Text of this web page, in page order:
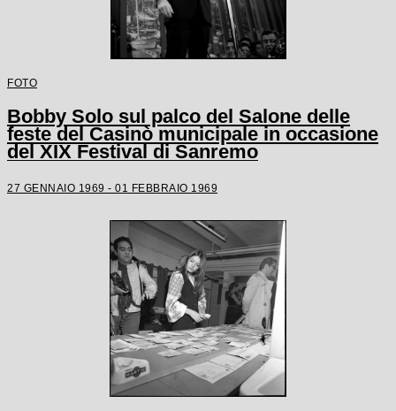
FOTO
Bobby Solo sul palco del Salone delle
feste del Casinò municipale in occasione
del XIX Festival di Sanremo
27 GENNAIO 1969 - 01 FEBBRAIO 1969